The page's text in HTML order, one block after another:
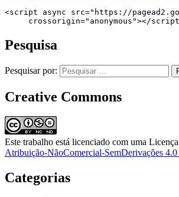
<script async src="https://
crossorigin="anonymous"></
Pesquisa
Pesquisar por:
Creative Commons
Este trabalho está licenciado com uma Licença
Atribuição-NãoComercial-SemDerivações
Categorias